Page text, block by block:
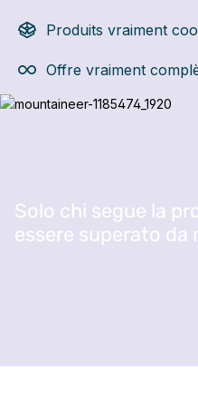
Produits vraiment
Offre vraiment
Ignorer la galerie d'images
Solo chi segue la
essere superato da